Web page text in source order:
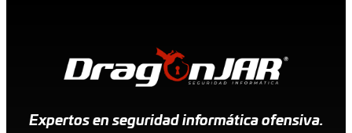
Expertos en seguridad informática ofensiva.